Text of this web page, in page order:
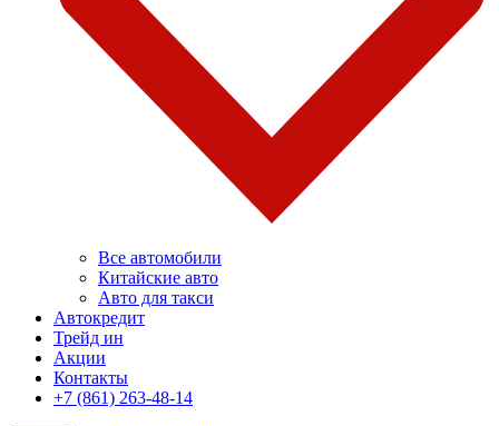
Все автомобили
Китайские авто
Авто для такси
Автокредит
Трейд ин
Акции
Контакты
+7 (861) 263-48-14